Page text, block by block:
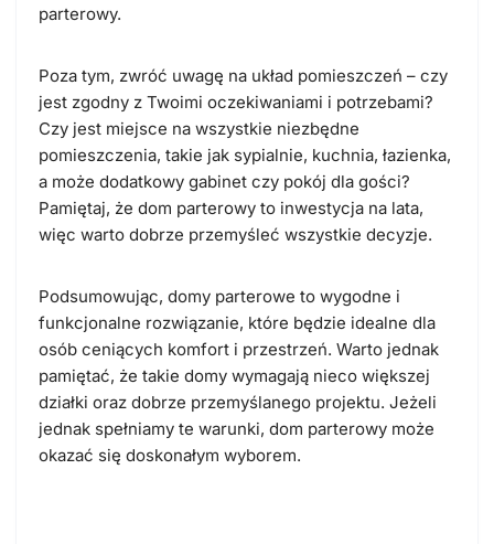
parterowy.
Poza tym, zwróć uwagę na układ pomieszczeń – czy
jest zgodny z Twoimi oczekiwaniami i potrzebami?
Czy jest miejsce na wszystkie niezbędne
pomieszczenia, takie jak sypialnie, kuchnia, łazienka,
a może dodatkowy gabinet czy pokój dla gości?
Pamiętaj, że dom parterowy to inwestycja na lata,
więc warto dobrze przemyśleć wszystkie decyzje.
Podsumowując, domy parterowe to wygodne i
funkcjonalne rozwiązanie, które będzie idealne dla
osób ceniących komfort i przestrzeń. Warto jednak
pamiętać, że takie domy wymagają nieco większej
działki oraz dobrze przemyślanego projektu. Jeżeli
jednak spełniamy te warunki, dom parterowy może
okazać się doskonałym wyborem.